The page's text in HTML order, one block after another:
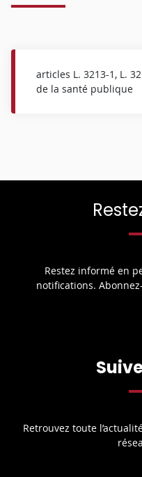
articles L. 3213-1, L.
de la santé publique
Restez informé en
notifications.
Retrouvez toute